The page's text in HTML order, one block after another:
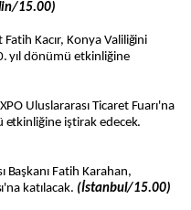
15.00)
Kacır, Konya Valiliğini
yıl dönümü etkinliğine
Uluslararası Ticaret Fuarı'na
etkinliğine iştirak edecek.
Başkanı Fatih Karahan,
katılacak. (İstanbul/15.00)